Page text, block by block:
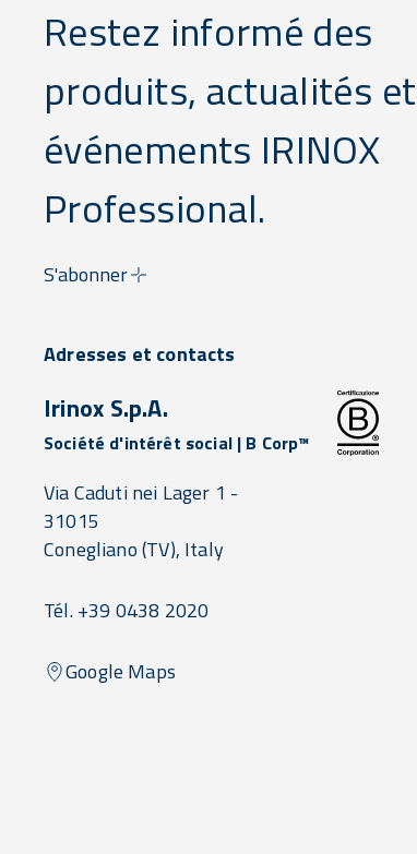
Restez informé des
produits, actualités et
événements IRINOX
Professional.
S'abonner
Adresses et contacts
Irinox S.p.A.
Société d'intérêt social | B Corp™
Via Caduti nei Lager 1 -
31015
Conegliano(TV), Italy
Tél. +39 0438 2020
Google Maps